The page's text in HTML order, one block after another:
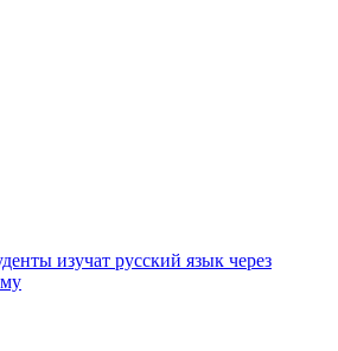
изучат русский язык через